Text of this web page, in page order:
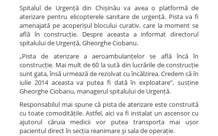
Spitalul de Urgență din Chișinău va avea o platformă de
aterizare pentru elicopterele sanitare de urgență. Pista va fi
amenajată pe acoperișul blocului curativ, care la moment se
află în construcție. Despre aceasta a informat directorul
spitalului de Urgență, Gheorghe Ciobanu.
„Pista de aterizare a aeroambulanțelor se află încă în
construcție. Mai mult de 60 la sută din lucrările de construcție
sunt gata, însă urmează de rezolvat cu încălzirea. Credem că în
iulie 2014 aceasta va putea fi dată în exploatare”, susține
Gheorghe Ciobanu, managerul spitalului de Urgență.
Responsabilul mai spune că pista de aterizare este construită
cu toate comoditățile. Astfel, aici va fi instalat un ascensor cu
ajutorul căruia medicii vor putea transporta mai ușor
pacientul direct în secția reanimare şi sala de operație.